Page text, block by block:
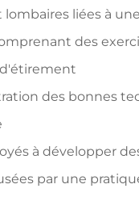
liées à
des
des bonnes
à développer
par une